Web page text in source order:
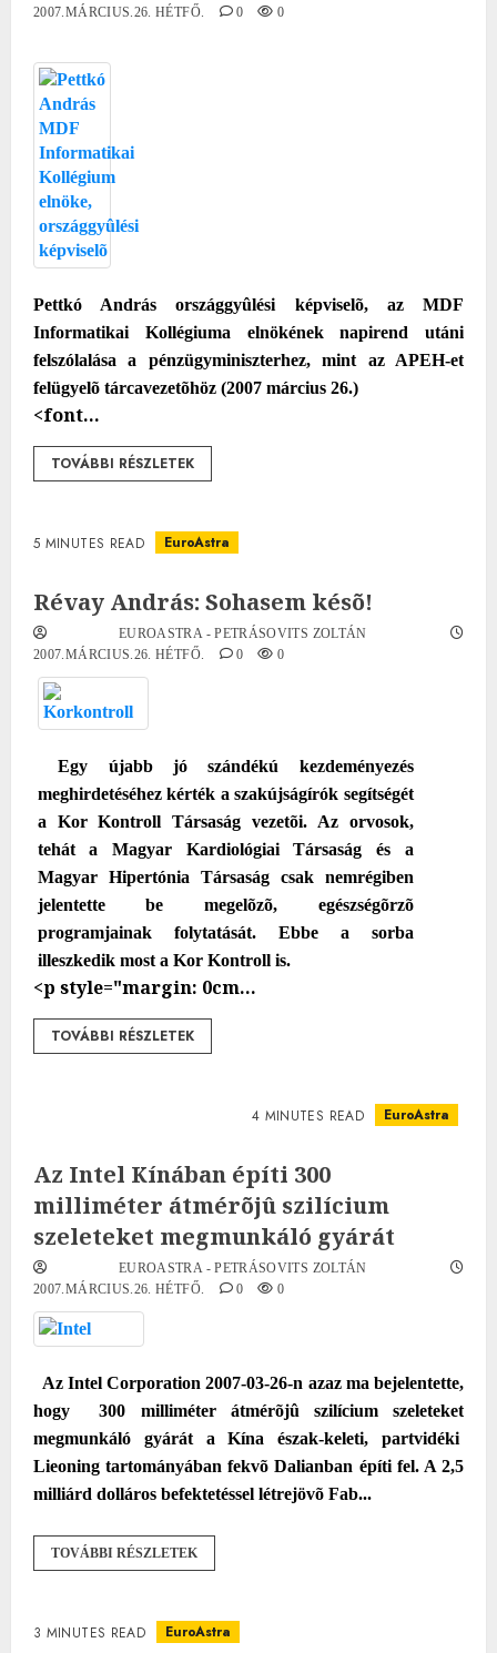
2007.MÁRCIUS.26. HÉTFŐ.
0 0
Pettkó András országgyûlési képviselõ, az MDF
Informatikai Kollégiuma elnökének napirend utáni
felszólalása a pénzügyminiszterhez, mint az APEH-et
felügyelõ tárcavezetõhöz (2007 március 26.)
<font...
TOVÁBBI RÉSZLETEK
5 MINUTES READ EuroAstra
Révay András: Sohasem késõ!
EUROASTRA - PETRÁSOVITS ZOLTÁN
2007.MÁRCIUS.26. HÉTFŐ.
0 0
Egy újabb jó szándékú kezdeményezés
meghirdetéséhez kérték a szakújságírók segítségét
a Kor Kontroll Társaság vezetõi. Az orvosok,
tehát a Magyar Kardiológiai Társaság és a
Magyar Hipertónia Társaság csak nemrégiben
jelentette be megelõzõ, egészségõrzõ
programjainak folytatását. Ebbe a sorba
illeszkedik most a Kor Kontroll is.
<p style="margin: 0cm...
TOVÁBBI RÉSZLETEK
4 MINUTES READ EuroAstra
Az Intel Kínában építi 300
milliméter átmérõjû szilícium
szeleteket megmunkáló gyárát
EUROASTRA - PETRÁSOVITS ZOLTÁN
2007.MÁRCIUS.26. HÉTFŐ.
0 0
Az Intel Corporation 2007-03-26-n azaz ma bejelentette,
hogy
300 milliméter átmérõjû szilícium szeleteket
megmunkáló gyárát a Kína észak-keleti, partvidéki
Lieoning tartományában fekvõ Dalianban építi fel. A 2,5
milliárd dolláros befektetéssel létrejövõ Fab...
TOVÁBBI RÉSZLETEK
3 MINUTES READ EuroAstra